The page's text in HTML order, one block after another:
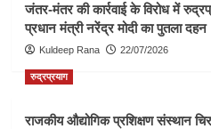
जंतर-मंतर की कार्रवाई के विरोध में
प्रधान मंत्री नरेंद्र मोदी का पुतला दहन
Kuldeep Rana 22/07/2026
रुद्रप्रयाग
राजकीय औद्योगिक प्रशिक्षण संस्थान